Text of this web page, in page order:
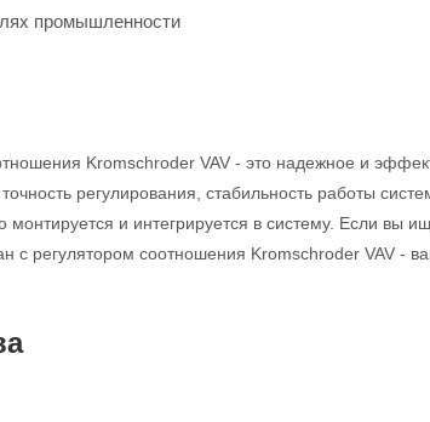
промышленности
Kromschroder VAV - это надежное и
регулирования, стабильность работы
монтируется и интегрируется в систему. Если
с регулятором соотношения Kromschroder VAV -